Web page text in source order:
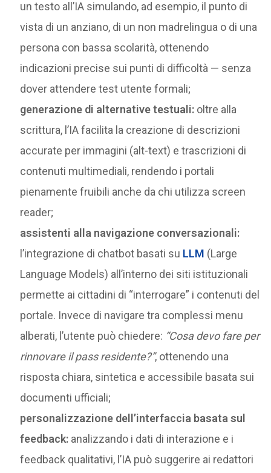
un testo all’IA simulando, ad esempio, il punto di
vista di un anziano, di un non madrelingua o di una
persona con bassa scolarità, ottenendo
indicazioni precise sui punti di difficoltà — senza
dover attendere test utente formali;
generazione di alternative testuali: oltre alla
scrittura, l’IA facilita la creazione di descrizioni
accurate per immagini (alt-text) e trascrizioni di
contenuti multimediali, rendendo i portali
pienamente fruibili anche da chi utilizza screen
reader;
assistenti alla navigazione conversazionali:
l’integrazione di chatbot basati su LLM (Large
Language Models) all’interno dei siti istituzionali
permette ai cittadini di “interrogare” i contenuti del
portale. Invece di navigare tra complessi menu
alberati, l’utente può chiedere: “Cosa devo fare per
rinnovare il pass residente?”, ottenendo una
risposta chiara, sintetica e accessibile basata sui
documenti ufficiali;
personalizzazione dell’interfaccia basata sul
feedback: analizzando i dati di interazione e i
feedback qualitativi, l’IA può suggerire ai redattori